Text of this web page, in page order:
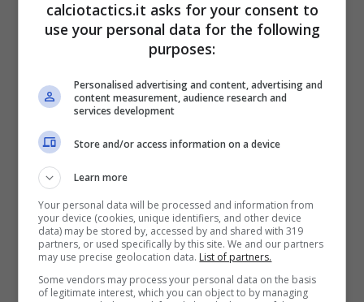
L’ex estremo difensore dell’Empoli ha deciso
di quest’anno di lanciarsi in una nuova
avventura in Premier League: nel suo primo
anno al Tottenham il 27enne di Udine è stato
più volteprotagonista di prestazioni
straordinarie e parate sensazionali, tanto
da entrare già nel cuore di tutti i tifosi degli
Spurs. L’avventura londinese ha consentito a
calciotactics.it asks for your consent to
use your personal data for the following
purposes:
Personalised advertising and content, advertising and
content measurement, audience research and
services development
Store and/or access information on a device
Learn more
Your personal data will be processed and information from
your device (cookies, unique identifiers, and other device
data) may be stored by, accessed by and shared with 319
partners, or used specifically by this site. We and our partners
may use precise geolocation data. List of partners.
Some vendors may process your personal data on the basis
of legitimate interest, which you can object to by managing